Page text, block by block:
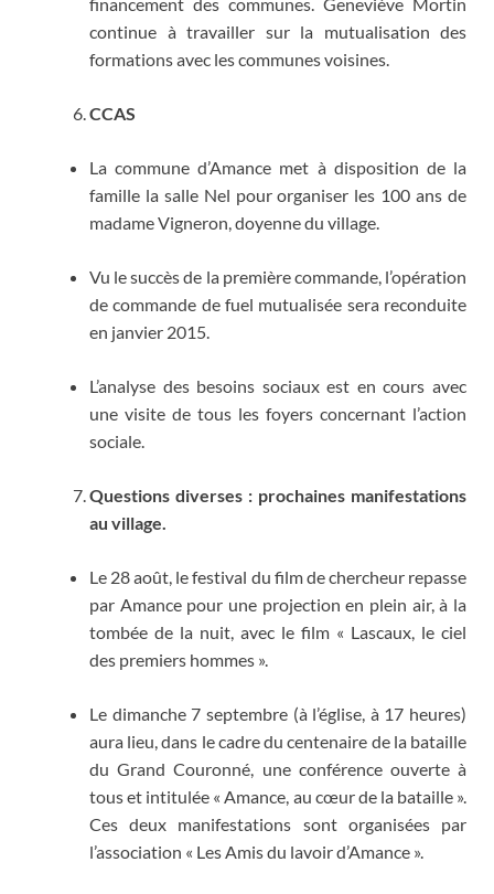
continue à travailler sur la mutualisation des
formations avec les communes voisines.
CCAS
La commune d’Amance met à disposition de la
famille la salle Nel pour organiser les 100 ans de
madame Vigneron, doyenne du village.
Vu le succès de la première commande, l’opération
de commande de fuel mutualisée sera reconduite
en janvier 2015.
L’analyse des besoins sociaux est en cours avec
une visite de tous les foyers concernant l’action
sociale.
Questions diverses : prochaines manifestations
au village.
Le 28 août, le festival du film de chercheur repasse
par Amance pour une projection en plein air, à la
tombée de la nuit, avec le film « Lascaux, le ciel
des premiers hommes ».
Le dimanche 7 septembre (à l’église, à 17 heures)
aura lieu, dans le cadre du centenaire de la bataille
du Grand Couronné, une conférence ouverte à
tous et intitulée « Amance, au cœur de la bataille ».
Ces deux manifestations sont organisées par
l’association « Les Amis du lavoir d’Amance ».